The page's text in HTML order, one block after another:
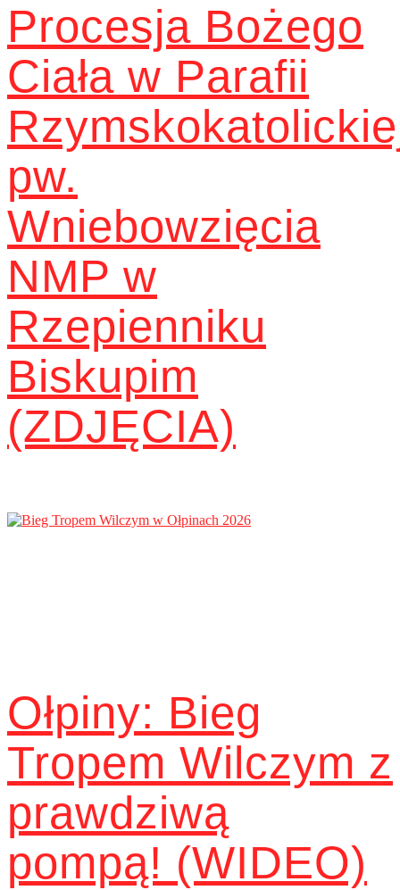
Procesja Bożego
Ciała w Parafii
pw.
Wniebowzięcia
NMP w
Rzepienniku
Biskupim
(ZDJĘCIA)
Ołpiny: Bieg
Tropem Wilczym z
prawdziwą
pompą! (WIDEO)